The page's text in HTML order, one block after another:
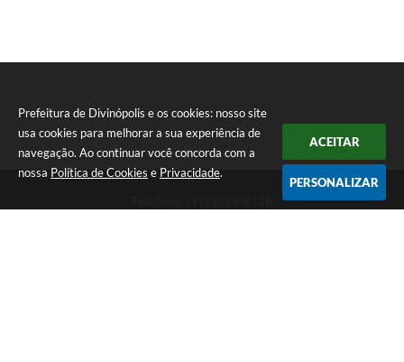
Prefeitura de Divinópolis e os cookies: nosso site
usa cookies para melhorar a sua experiência de
navegação. Ao continuar você concorda com a
nossa Política de Cookies e Privacidade.
ACEITAR
PERSONALIZAR